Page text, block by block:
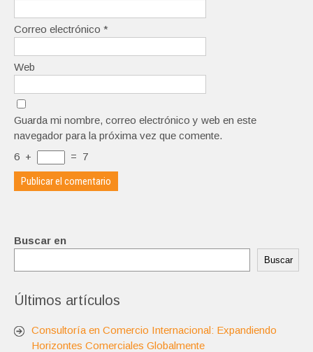
Correo electrónico *
Web
Guarda mi nombre, correo electrónico y web en este
navegador para la próxima vez que comente.
6 + = 7
Buscar en
Buscar
Últimos artículos
Consultoría en Comercio Internacional: Expandiendo
Horizontes Comerciales Globalmente